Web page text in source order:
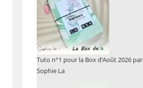
Tuto n°1 pour la Box d’Août 2026 par
Sophie La